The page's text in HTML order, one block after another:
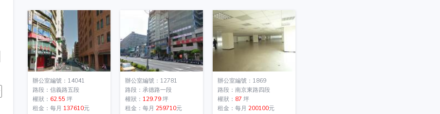
辦公室編號：14041
路段：信義路五段
權狀： 62.55 坪
租金：每月 137610元
辦公室編號：12781
路段：承德路一段
權狀： 129.79坪
租金：每月 259710元
辦公室編號：1869
路段：南京東路四段
權狀： 87 坪
租金：每月 200100元